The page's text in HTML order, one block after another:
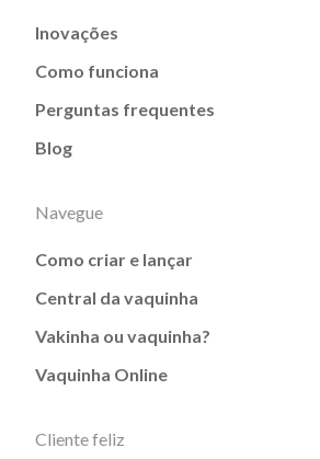
Inovações
Como funciona
Perguntas frequentes
Blog
Navegue
Como criar e lançar
Central da vaquinha
Vakinha ou vaquinha?
Vaquinha Online
Cliente feliz